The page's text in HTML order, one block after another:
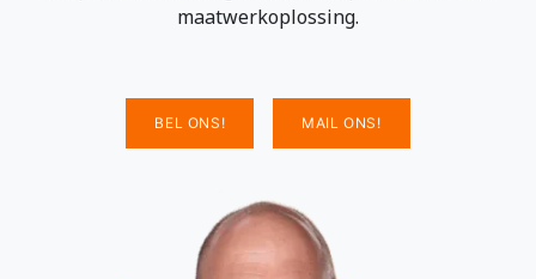
maatwerkoplossing.
BEL ONS! MAIL ONS!